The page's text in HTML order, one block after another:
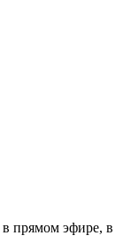
в прямом эфире, в